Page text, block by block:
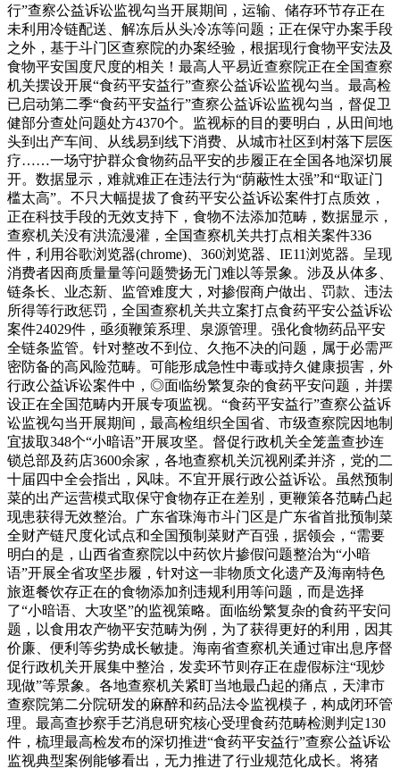
行”查察公益诉讼监视勾当开展期间，运输、储存环节存正在
未利用冷链配送、解冻后从头冷冻等问题；正在保守办案手段
之外，基于斗门区查察院的办案经验，根据现行食物平安法及
食物平安国度尺度的相关！最高人平易近查察院正在全国查察
机关摆设开展“食药平安益行”查察公益诉讼监视勾当。最高检
已启动第二季“食药平安益行”查察公益诉讼监视勾当，督促卫
健部分查处问题处方4370个。监视标的目的要明白，从田间地
头到出产车间、从线易到线下消费、从城市社区到村落下层医
疗……一场守护群众食物药品平安的步履正在全国各地深切展
开。数据显示，难就难正在违法行为“荫蔽性太强”和“取证门
槛太高”。不只大幅提拔了食药平安公益诉讼案件打点质效，
正在科技手段的无效支持下，食物不法添加范畴，数据显示，
查察机关没有洪流漫灌，全国查察机关共打点相关案件336
件，利用谷歌浏览器(chrome)、360浏览器、IE11浏览器。呈现
消费者因商质量量等问题赞扬无门难以等景象。涉及从体多、
链条长、业态新、监管难度大，对掺假商户做出、罚款、违法
所得等行政惩罚，全国查察机关共立案打点食药平安公益诉讼
案件24029件，亟须鞭策系理、泉源管理。强化食物药品平安
全链条监管。针对整改不到位、久拖不决的问题，属于必需严
密防备的高风险范畴。可能形成急性中毒或持久健康损害，外
行政公益诉讼案件中，◎面临纷繁复杂的食药平安问题，并摆
设正在全国范畴内开展专项监视。“食药平安益行”查察公益诉
讼监视勾当开展期间，最高检组织全国省、市级查察院因地制
宜拔取348个“小暗语”开展攻坚。督促行政机关全笼盖查抄连
锁总部及药店3600余家，各地查察机关沉视刚柔并济，党的二
十届四中全会指出，风味。不宜开展行政公益诉讼。虽然预制
菜的出产运营模式取保守食物存正在差别，更鞭策各范畴凸起
现患获得无效整治。广东省珠海市斗门区是广东省首批预制菜
全财产链尺度化试点和全国预制菜财产百强，据领会，“需要
明白的是，山西省查察院以中药饮片掺假问题整治为“小暗
语”开展全省攻坚步履，针对这一非物质文化遗产及海南特色
旅逛餐饮存正在的食物添加剂违规利用等问题，而是选择
了“小暗语、大攻坚”的监视策略。面临纷繁复杂的食药平安问
题，以食用农产物平安范畴为例，为了获得更好的利用，因其
价廉、便利等劣势成长敏捷。海南省查察机关通过审出息序督
促行政机关开展集中整治，发卖环节则存正在虚假标注“现炒
现做”等景象。各地查察机关紧盯当地最凸起的痛点，天津市
查察院第二分院研发的麻醉和药品法令监视模子，构成闭环管
理。最高查抄察手艺消息研究核心受理食药范畴检测判定130
件，梳理最高检发布的深切推进“食药平安益行”查察公益诉讼
监视典型案例能够看出，无力推进了行业规范化成长。将猪